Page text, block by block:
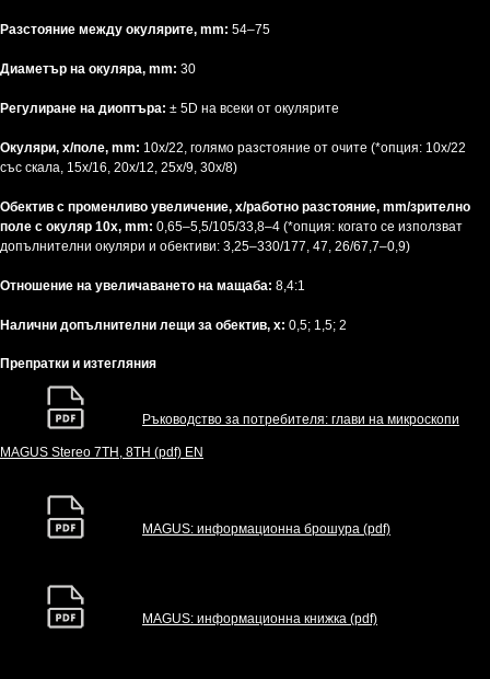
Разстояние между окулярите, mm: 54–75
Диаметър на окуляра, mm: 30
Регулиране на диоптъра: ± 5D на всеки от окулярите
Окуляри, x/поле, mm: 10x/22, голямо разстояние от очите (*опция: 10x/22
със скала, 15x/16, 20x/12, 25x/9, 30x/8)
Обектив с променливо увеличение, x/работно разстояние, mm/зрително
поле с окуляр 10x, mm: 0,65–5,5/105/33,8–4 (*опция: когато се използват
допълнителни окуляри и обективи: 3,25–330/177, 47, 26/67,7–0,9)
Отношение на увеличаването на мащаба: 8,4:1
Налични допълнителни лещи за обектив, x: 0,5; 1,5; 2
Препратки и изтегляния
Ръководство за потребителя: глави на микроскопи
MAGUS Stereo 7TH, 8TH (pdf) EN
MAGUS: информационна брошура (pdf)
MAGUS: информационна книжка (pdf)